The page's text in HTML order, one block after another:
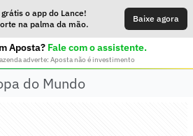
o app do Lance!
na palma da mão.
Baixe agora
Aposta? Fale com o assistente.
adverte: Aposta não é investimento
do Mundo